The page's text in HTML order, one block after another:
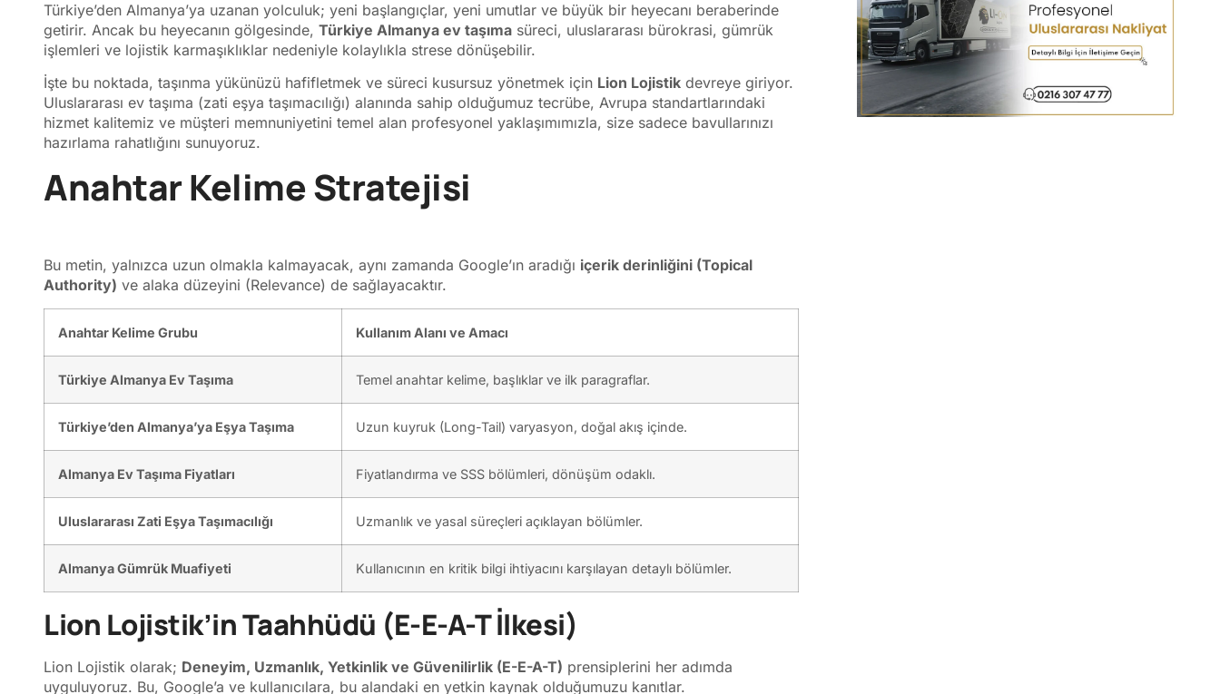
Türkiye’den Almanya’ya uzanan yolculuk; yeni başlangıçlar, yeni umutlar ve büyük bir heyecanı beraberinde
getirir. Ancak bu heyecanın gölgesinde, Türkiye Almanya ev taşıma süreci, uluslararası bürokrasi, gümrük
işlemleri ve lojistik karmaşıklıklar nedeniyle kolaylıkla strese dönüşebilir.
İşte bu noktada, taşınma yükünüzü hafifletmek ve süreci kusursuz yönetmek için Lion Lojistik devreye giriyor.
Uluslararası ev taşıma (zati eşya taşımacılığı) alanında sahip olduğumuz tecrübe, Avrupa standartlarındaki
hizmet kalitemiz ve müşteri memnuniyetini temel alan profesyonel yaklaşımımızla, size sadece bavullarınızı
hazırlama rahatlığını sunuyoruz.
Anahtar Kelime Stratejisi
Bu metin, yalnızca uzun olmakla kalmayacak, aynı zamanda Google’ın aradığı içerik derinliğini (Topical
Authority) ve alaka düzeyini (Relevance) de sağlayacaktır.
Anahtar Kelime Grubu Kullanım Alanı ve Amacı
Türkiye Almanya Ev Taşıma Temel anahtar kelime, başlıklar ve ilk paragraflar.
Türkiye’den Almanya’ya Eşya Taşıma Uzun kuyruk (Long-Tail) varyasyon, doğal akış içinde.
Almanya Ev Taşıma Fiyatları Fiyatlandırma ve SSS bölümleri, dönüşüm odaklı.
Uluslararası Zati Eşya Taşımacılığı Uzmanlık ve yasal süreçleri açıklayan bölümler.
Almanya Gümrük Muafiyeti Kullanıcının en kritik bilgi ihtiyacını karşılayan detaylı bölümler.
Lion Lojistik’in Taahhüdü (E-E-A-T İlkesi)
Lion Lojistik olarak; Deneyim, Uzmanlık, Yetkinlik ve Güvenilirlik (E-E-A-T) prensiplerini her adımda
uyguluyoruz. Bu, Google’a ve kullanıcılara, bu alandaki en yetkin kaynak olduğumuzu kanıtlar.